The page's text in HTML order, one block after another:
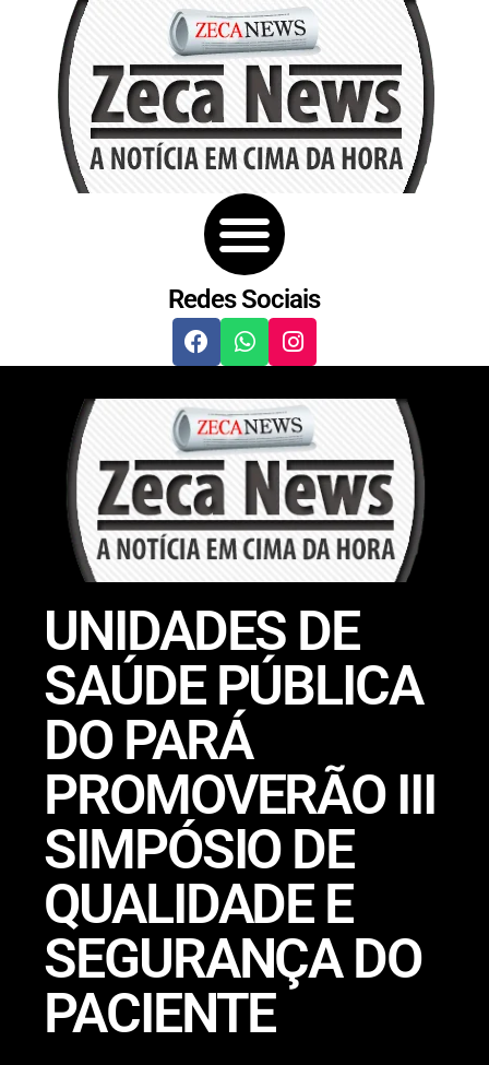
Redes Sociais
UNIDADES DE
SAÚDE PÚBLICA
DO PARÁ
PROMOVERÃO III
SIMPÓSIO DE
QUALIDADE E
SEGURANÇA DO
PACIENTE